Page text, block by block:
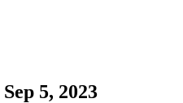
Sep 5, 2023